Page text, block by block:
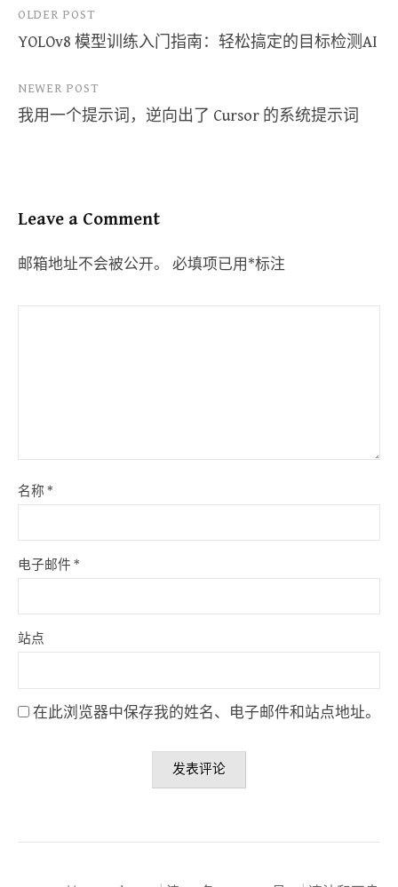
Post
navigation
OLDER POST
YOLOv8 模型训练入门指南：轻松搞定的目标检测AI
NEWER POST
我用一个提示词，逆向出了 Cursor 的系统提示词
Leave a Comment
邮箱地址不会被公开。 必填项已用 *标注
名称 *
电子邮件 *
站点
在此浏览器中保存我的姓名、电子邮件和站点地址。